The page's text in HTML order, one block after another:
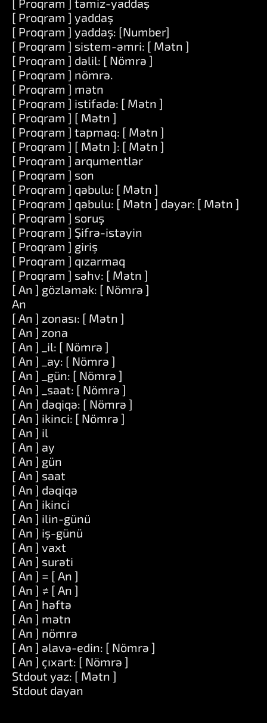
[ Proqram ] təmiz-yaddaş
[ Proqram ] yaddaş
[ Proqram ] yaddaş: [Number]
[ Proqram ] sistem-əmri: [ Mətn ]
[ Proqram ] dəlil: [ Nömrə ]
[ Proqram ] nömrə.
[ Proqram ] mətn
[ Proqram ] istifadə: [ Mətn ]
[ Proqram ] [ Mətn ]
[ Proqram ] tapmaq: [ Mətn ]
[ Proqram ] [ Mətn ]: [ Mətn ]
[ Proqram ] arqumentlər
[ Proqram ] son
[ Proqram ] qəbulu: [ Mətn ]
[ Proqram ] qəbulu: [ Mətn ] dəyər: [ Mətn ]
[ Proqram ] soruş
[ Proqram ] Şifrə-istəyin
[ Proqram ] giriş
[ Proqram ] qızarmaq
[ Proqram ] səhv: [ Mətn ]
[ An ] gözləmək: [ Nömrə ]
An
[ An ] zonası: [ Mətn ]
[ An ] zona
[ An ] _il: [ Nömrə ]
[ An ] _ay: [ Nömrə ]
[ An ] _gün: [ Nömrə ]
[ An ] _saat: [ Nömrə ]
[ An ] dəqiqə: [ Nömrə ]
[ An ] ikinci: [ Nömrə ]
[ An ] il
[ An ] ay
[ An ] gün
[ An ] saat
[ An ] dəqiqə
[ An ] ikinci
[ An ] ilin-günü
[ An ] iş-günü
[ An ] vaxt
[ An ] surəti
[ An ] = [ An ]
[ An ] ≠ [ An ]
[ An ] həftə
[ An ] mətn
[ An ] nömrə
[ An ] əlavə-edin: [ Nömrə ]
[ An ] çıxart: [ Nömrə ]
Stdout yaz: [ Mətn ]
Stdout dayan